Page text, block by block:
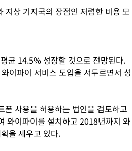
지상 기지국의 장점인 저렴한 비용 모
균 14.5% 성장할 것으로 전망된다.
이파이 서비스 도입을 서두르면서 성
사용을 허용하는 법인을 검토하고
와이파이를 설치하고 2018년까지 와
을 세우고 있다.